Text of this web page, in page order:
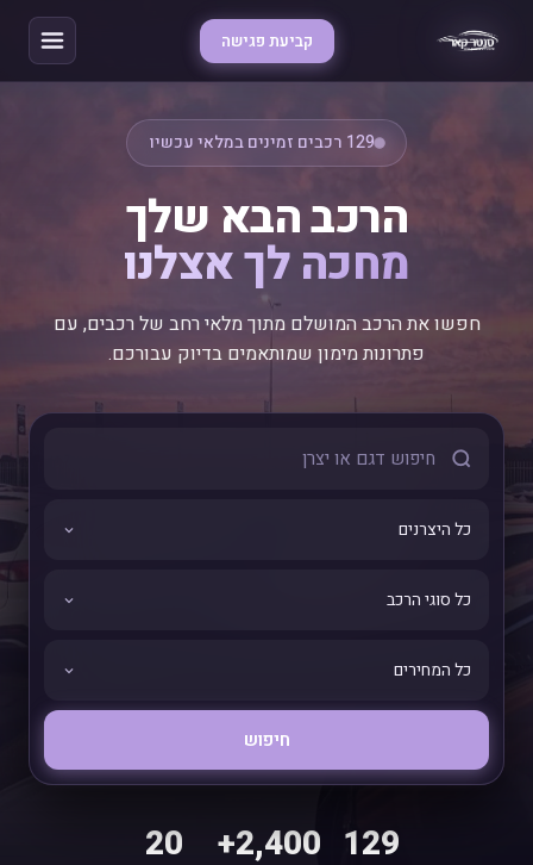
קביעת פגישה
129 רכבים זמינים במלאי עכשיו
הרכב הבא שלך
מחכה לך אצלנו
חפשו את הרכב המושלם מתוך מלאי רחב של רכבים, עם
פתרונות מימון שמותאמים בדיוק עבורכם.
חיפוש
129
2,400+
20